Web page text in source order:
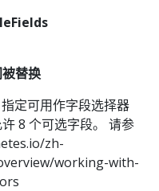
替换
指定可用作字段选择器
8 个可选字段。 请参
zh-
working-with-